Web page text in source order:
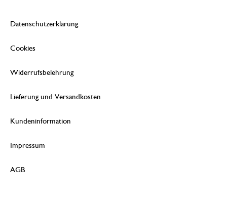
Datenschutzerklärung
Cookies
Widerrufsbelehrung
Lieferung und Versandkosten
Kundeninformation
Impressum
AGB